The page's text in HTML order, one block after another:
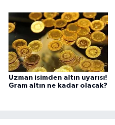
Uzman isimden altın uyarısı!
Gram altın ne kadar olacak?